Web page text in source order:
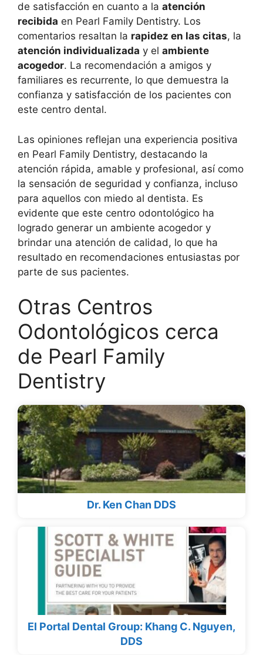
de satisfacción en cuanto a la atención
recibida en Pearl Family Dentistry. Los
comentarios resaltan la rapidez en las citas, la
atención individualizada y el ambiente
acogedor. La recomendación a amigos y
familiares es recurrente, lo que demuestra la
confianza y satisfacción de los pacientes con
este centro dental.
Las opiniones reflejan una experiencia positiva
en Pearl Family Dentistry, destacando la
atención rápida, amable y profesional, así como
la sensación de seguridad y confianza, incluso
para aquellos con miedo al dentista. Es
evidente que este centro odontológico ha
logrado generar un ambiente acogedor y
brindar una atención de calidad, lo que ha
resultado en recomendaciones entusiastas por
parte de sus pacientes.
Otras Centros
Odontológicos cerca
de Pearl Family
Dentistry
Dr. Ken Chan DDS
El Portal Dental Group: Khang C. Nguyen,
DDS